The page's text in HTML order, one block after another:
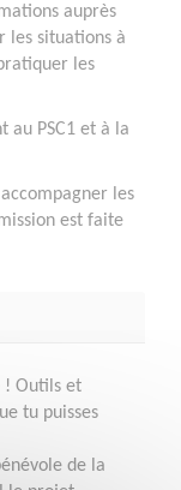
auprès
les situations à
les
au PSC1 et à la
les
est faite
! Outils et
tu puisses
de la